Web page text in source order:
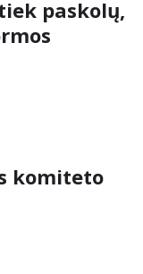
paskolų,
komiteto